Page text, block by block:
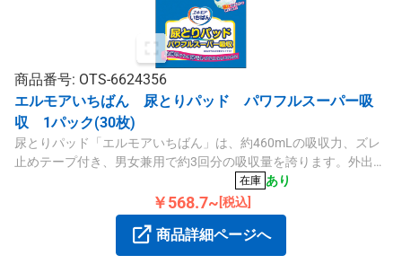
商品番号: OTS-6624356
エルモアいちばん 尿とりパッド パワフルスーパー吸
収 1パック(30枚)
尿とりパッド「エルモアいちばん」は、約460mLの吸収力、ズレ
止めテープ付き、男女兼用で約3回分の吸収量を誇ります。外出や
在庫 あり
￥568.7~ [税込]
商品詳細ページへ